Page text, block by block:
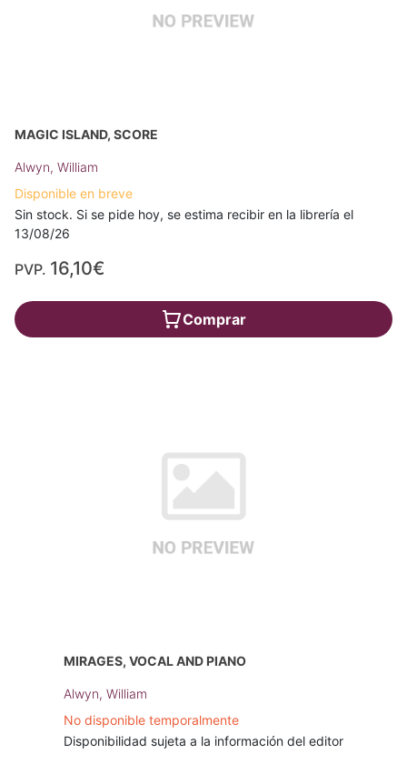
MAGIC ISLAND, SCORE
Alwyn, William
Disponible en breve
Sin stock. Si se pide hoy, se estima recibir en la librería el
13/08/26
PVP. 16,10€
Comprar
MIRAGES, VOCAL AND PIANO
Alwyn, William
No disponible temporalmente
Disponibilidad sujeta a la información del editor